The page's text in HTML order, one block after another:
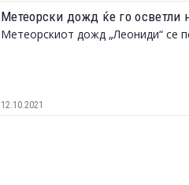
Метеорски дожд ќе го осветли
Метеорскиот дожд „Леониди“ се
12.10.2021